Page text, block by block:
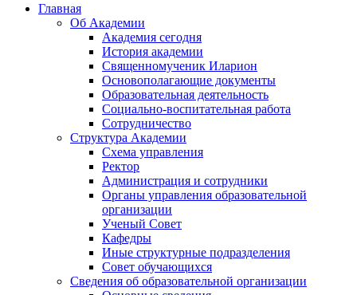
Главная
Об Академии
Академия сегодня
История академии
Священномученик Иларион
Основополагающие документы
Образовательная деятельность
Социально-воспитательная работа
Сотрудничество
Структура Академии
Схема управления
Ректор
Администрация и сотрудники
Органы управления образовательной
организации
Ученый Совет
Кафедры
Иные структурные подразделения
Совет обучающихся
Сведения об образовательной организации